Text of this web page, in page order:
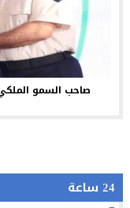
صاحب السمو
24 ساعة